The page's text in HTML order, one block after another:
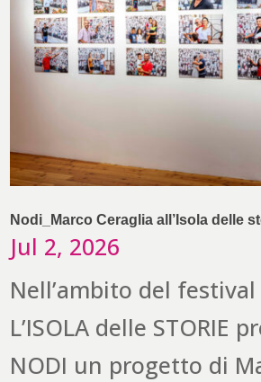
Nodi_Marco Ceraglia all’Isola delle
Jul 2, 2026
Nell’ambito del
L’ISOLA delle STORIE
NODI un progetto di